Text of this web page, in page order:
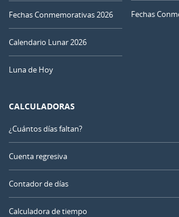
Fechas Conmemorativas 2026
Calendario Lunar 2026
Luna de Hoy
Fechas
CALCULADORAS
¿Cuántos días faltan?
Cuenta regresiva
Contador de días
Calculadora de tiempo